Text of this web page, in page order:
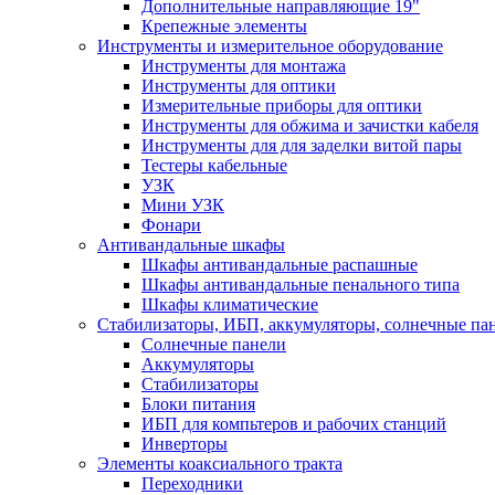
Дополнительные направляющие 19"
Крепежные элементы
Инструменты и измерительное оборудование
Инструменты для монтажа
Инструменты для оптики
Измерительные приборы для оптики
Инструменты для обжима и зачистки кабеля
Инструменты для для заделки витой пары
Тестеры кабельные
УЗК
Мини УЗК
Фонари
Антивандальные шкафы
Шкафы антивандальные распашные
Шкафы антивандальные пенального типа
Шкафы климатические
Стабилизаторы, ИБП, аккумуляторы, солнечные
Солнечные панели
Аккумуляторы
Стабилизаторы
Блоки питания
ИБП для компьтеров и рабочих станций
Инверторы
Элементы коаксиального тракта
Переходники